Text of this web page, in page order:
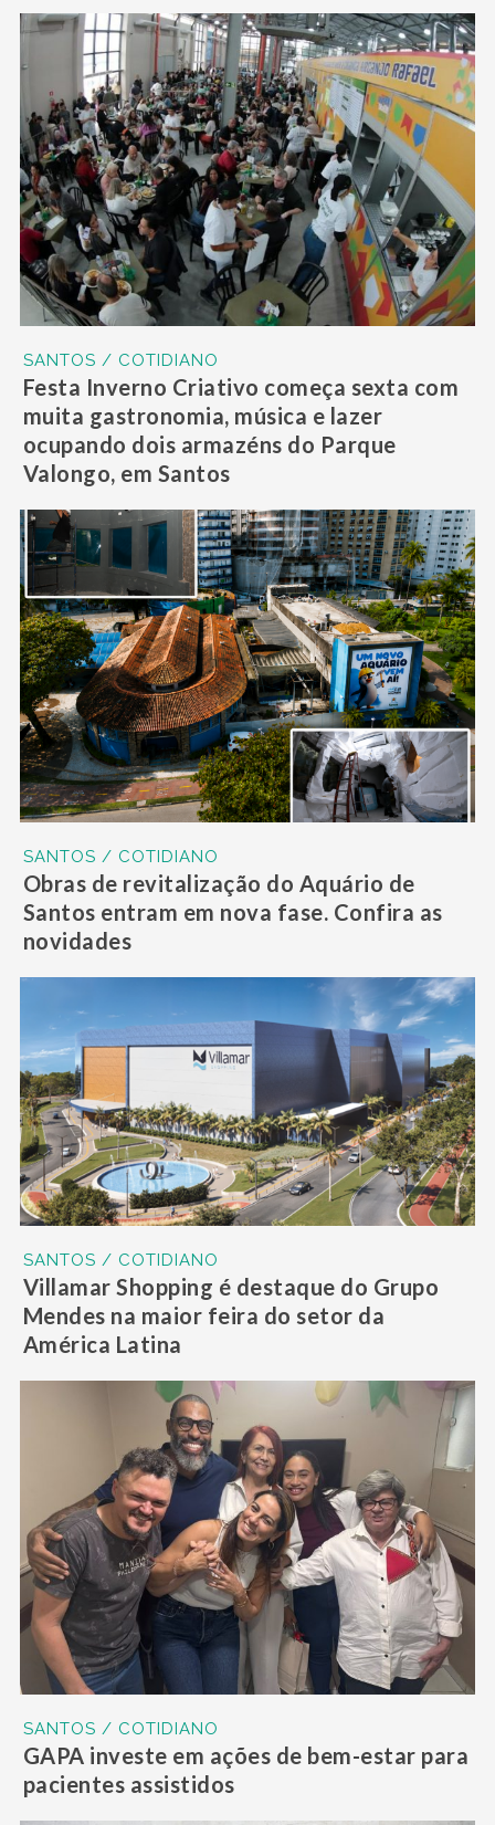
SANTOS / COTIDIANO
Festa Inverno Criativo começa sexta com
muita gastronomia, música e lazer
ocupando dois armazéns do Parque
Valongo, em Santos
SANTOS / COTIDIANO
Obras de revitalização do Aquário de
Santos entram em nova fase. Confira as
novidades
SANTOS / COTIDIANO
Villamar Shopping é destaque do Grupo
Mendes na maior feira do setor da
América Latina
SANTOS / COTIDIANO
GAPA investe em ações de bem-estar para
pacientes assistidos